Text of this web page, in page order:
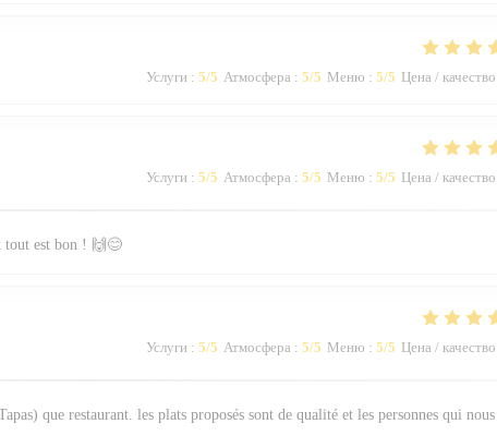
Услуги : 5/5 Атмосфера : 5/5 Меню : 5/5 Цена / качество
Услуги : 5/5 Атмосфера : 5/5 Меню : 5/5 Цена / качество
tout est bon ! 🙌😊
Услуги : 5/5 Атмосфера : 5/5 Меню : 5/5 Цена / качество
que restaurant. les plats proposés sont de qualité et les personnes qui nous